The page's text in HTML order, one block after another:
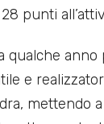
punti
qualche
e
mettendo